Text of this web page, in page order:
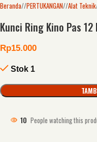
Beranda/ PERTUKANGAN/ Alat Teknik
Kunci Ring Kino Pas 12
Rp15.000
Stok 1
10 People watching this